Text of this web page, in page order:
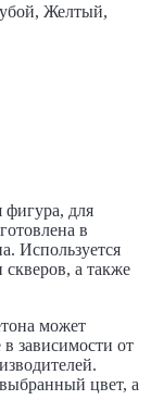
Желтый,
фигура, для
в
Используется
а также
может
в зависимости от
цвет, а